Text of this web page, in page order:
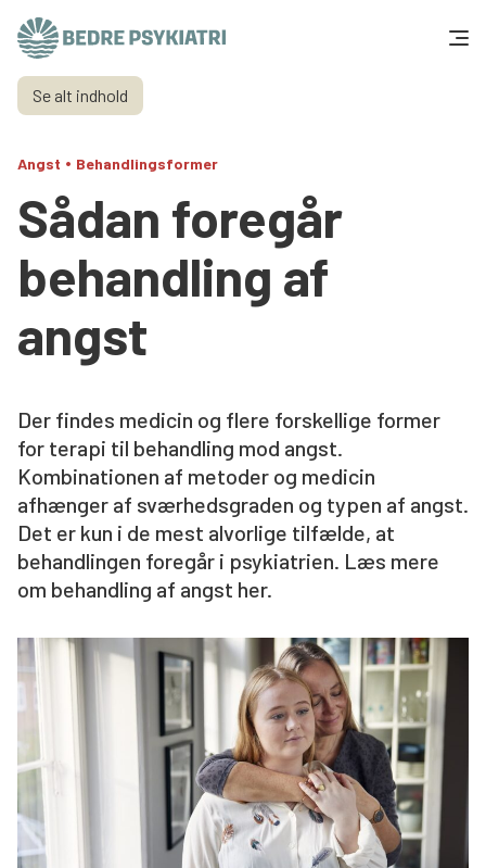
Skip to content
Få hjælp
Tal og fakta
Om os
Vær med
Presse og politik
Støt os
Søg
Se alt indhold
Angst • Behandlingsformer
Sådan foregår
behandling af
angst
Der findes medicin og flere forskellige former
for terapi til behandling mod angst.
Kombinationen af metoder og medicin
afhænger af sværhedsgraden og typen af angst.
Det er kun i de mest alvorlige tilfælde, at
behandlingen foregår i psykiatrien. Læs mere
om behandling af angst her.